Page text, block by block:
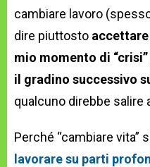
cambiare lavoro
dire piuttosto accettare
mio momento di
il gradino successivo
qualcuno direbbe salire
Perché “cambiare vita”
lavorare su parti